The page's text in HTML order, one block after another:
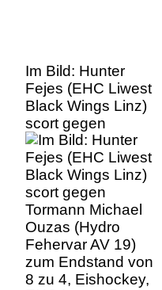
Im Bild: Hunter
Fejes (EHC Liwest
Black Wings Linz)
scort gegen
Tormann Michael
Ouzas (Hydro
Fehervar AV 19)
zum Endstand von
8 zu 4, Eishockey,
EHC Liwest Black
Wings Linz vs
Hydro Fehervar AV
19